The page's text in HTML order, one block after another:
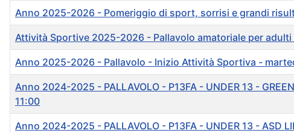
Anno 2025-2026 - Pomeriggio di sport, sorrisi e grandi
Attività Sportive 2025-2026 - Pallavolo amatoriale per
Anno 2025-2026 - Pallavolo - Inizio Attività Sportiva -
Anno 2024-2025 - PALLAVOLO - P13FA - UNDER 13 -
11:00
Anno 2024-2025 - PALLAVOLO - P13FA - UNDER 13 - ASD